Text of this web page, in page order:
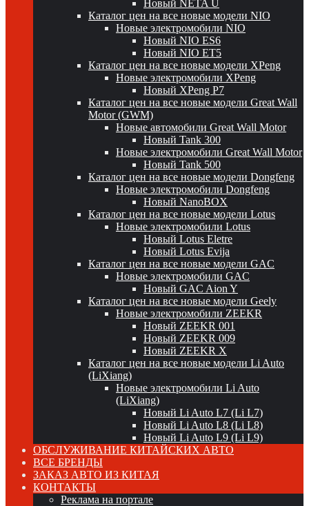
Новый NETA U
Каталог цен на все новые модели NIO
Новые электромобили NIO
Новый NIO ES6
Новый NIO ET5
Каталог цен на все новые модели XPeng
Новые электромобили XPeng
Новый XPeng P7
Каталог цен на все новые модели Great Wall
Motor (GWM)
Новые автомобили Great Wall Motor
Новый Tank 300
Новые электромобили Great Wall Motor
Новый Tank 500
Каталог цен на все новые модели Dongfeng
Новые электромобили Dongfeng
Новый NanoBOX
Каталог цен на все новые модели Lotus
Новые электромобили Lotus
Новый Lotus Eletre
Новый Lotus Evija
Каталог цен на все новые модели GAC
Новые электромобили GAC
Новый GAC Aion Y
Каталог цен на все новые модели Geely
Новые электромобили ZEEKR
Новый ZEEKR 001
Новый ZEEKR 009
Новый ZEEKR X
Каталог цен на все новые модели Li Auto
(LiXiang)
Новые электромобили Li Auto
(LiXiang)
Новый Li Auto L7 (Li L7)
Новый Li Auto L8 (Li L8)
Новый Li Auto L9 (Li L9)
ОБСЛУЖИВАНИЕ КИТАЙСКИХ АВТО
ВСЕ БРЕНДЫ
ЗАКАЗ АВТО ИЗ КИТАЯ
КОНТАКТЫ
Реклама на портале